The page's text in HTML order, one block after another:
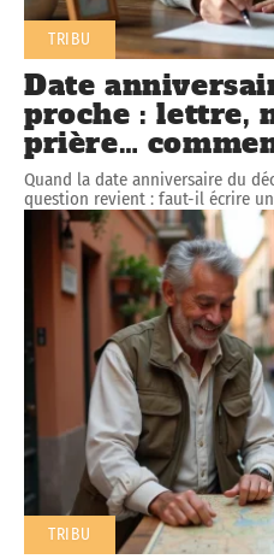
TRIBU
Date
proche : lettre,
prière…
Quand la date anniversaire du
question revient : faut-il écrire
TRIBU